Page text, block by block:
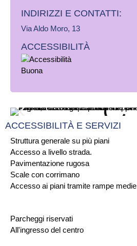
INDIRIZZI E CONTATTI:​
Via Aldo Moro, 13
ACCESSIBILITÀ
Struttura generale su più piani
Accesso a livello strada.
Pavimentazione rugosa
Scale con corrimano
Accesso ai piani tramite rampe medie
Parcheggi riservati
All'ingresso del centro
ACCESSIBILITÀ E SERVIZI